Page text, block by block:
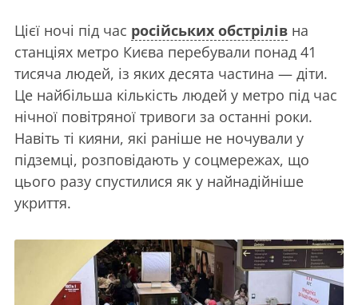
Цієї ночі під час російських обстрілів на
станціях метро Києва перебували понад 41
тисяча людей, із яких десята частина — діти.
Це найбільша кількість людей у метро під час
нічної повітряної тривоги за останні роки.
Навіть ті кияни, які раніше не ночували у
підземці, розповідають у соцмережах, що
цього разу спустилися як у найнадійніше
укриття.